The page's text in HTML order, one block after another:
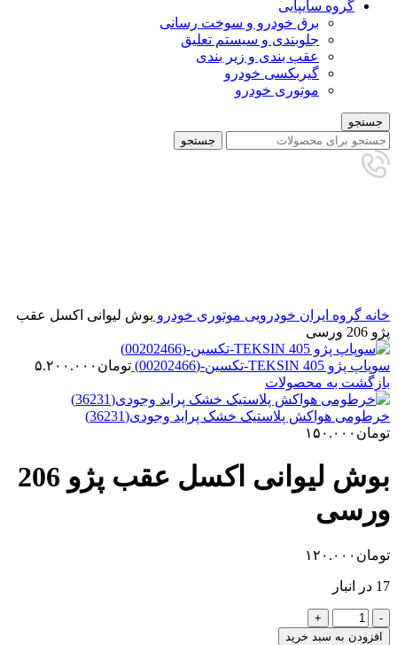
گروه سایپایی
برق خودرو و سوخت رسانی
جلوبندی و سیستم تعلیق
عقب بندی و زیر بندی
گیربکسی خودرو
موتوری خودرو
جستجو
جستجو
خانه گروه ایران خودرویی موتوری خودرو بوش لیوانی اکسل عقب
پژو 206 ورسی
سوپاپ پژو 405 TEKSIN-تکسین-(00202466) تومان ۵.۲۰۰.۰۰۰
بازگشت به محصولات
خرطومی هواکش پلاستیک خشک پراید وجودی(36231)
تومان ۱۵۰.۰۰۰
بوش لیوانی اکسل عقب پژو 206
ورسی
تومان ۱۲۰.۰۰۰
17 در انبار
بوش
لیوانی
افزودن به سبد خرید